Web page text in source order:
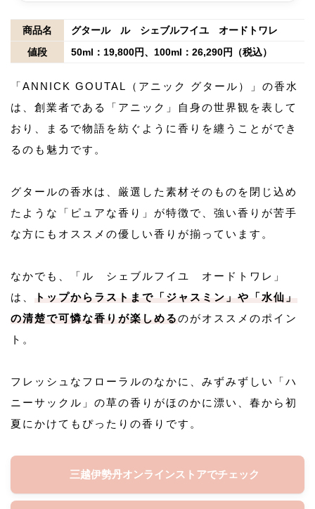
商品名
グタール ル シェブルフイユ オードトワレ
値段
50ml：19,800円、100ml：26,290円（税込）
「ANNICK GOUTAL（アニック グタール）」の香水
は、創業者である「アニック」自身の世界観を表して
おり、まるで物語を紡ぐように香りを纏うことができ
るのも魅力です。
グタールの香水は、厳選した素材そのものを閉じ込め
たような「ピュアな香り」が特徴で、強い香りが苦手
な方にもオススメの優しい香りが揃っています。
なかでも、「ル シェブルフイユ オードトワレ」
は、
トップからラストまで「ジャスミン」や「水仙」
の清楚で可憐な香りが楽しめるのがオススメのポイン
ト。
フレッシュなフローラルのなかに、みずみずしい「ハ
ニーサックル」の草の香りがほのかに漂い、春から初
夏にかけてもぴったりの香りです。
三越伊勢丹オンラインストアでチェック